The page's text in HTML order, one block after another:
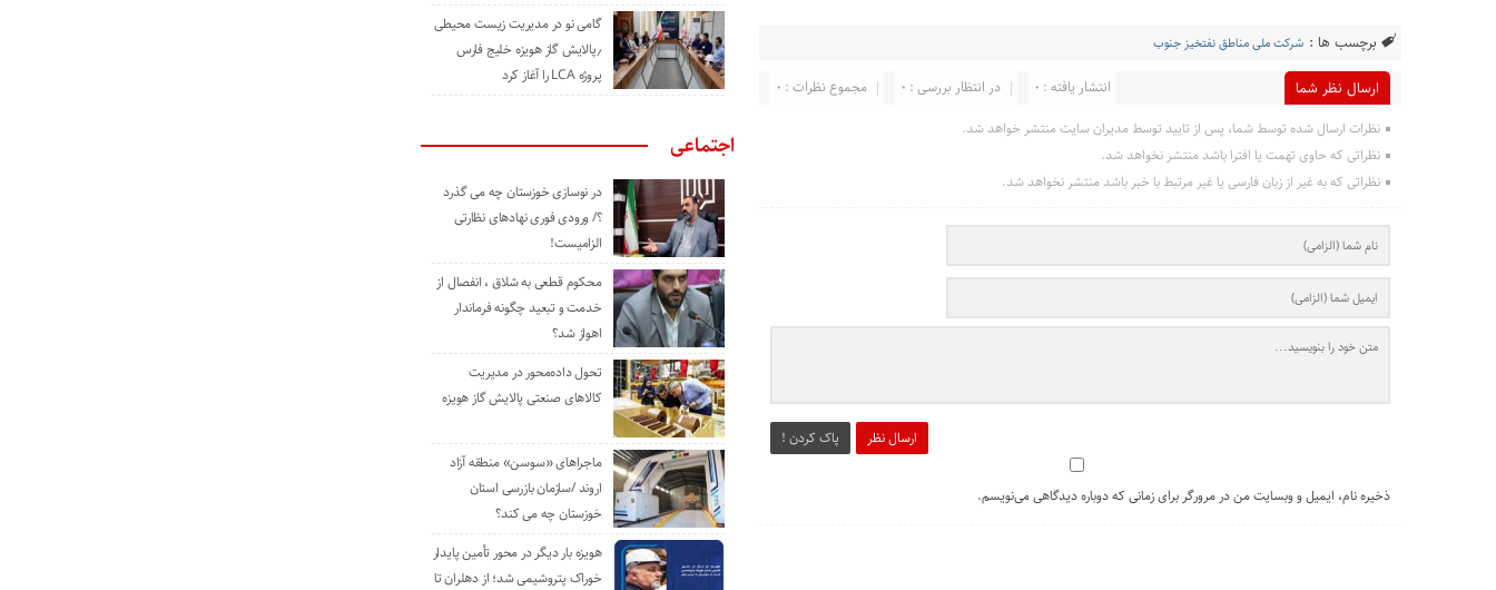
برچسب ها : شرکت ملی مناطق نفتخیز جنوب
ارسال نظر شما مجموع نظرات : 0 در انتظار بررسی : 0 انتشار یافته : 0
نظرات ارسال شده توسط شما، پس از تایید توسط مدیران سایت منتشر خواهد شد.
نظراتی که حاوی تهمت یا افترا باشد منتشر نخواهد شد.
نظراتی که به غیر از زبان فارسی یا غیر مرتبط با خبر باشد منتشر نخواهد شد.
ارسال نظر پاک کردن !
ذخیره نام، ایمیل و وبسایت من در مرورگر برای زمانی که دوباره دیدگاهی می‌نویسم.
گامی نو در مدیریت زیست ‌محیطی
٫پالایش گاز هویزه خلیج ‌فارس
پروژه LCA را آغاز کرد
اجتماعی
در نوسازی خوزستان چه می گذرد
؟/ ورودی فوری نهادهای نظارتی
الزامیست!
محکوم قطعی به شلاق ، انفصال از
خدمت و تبعید چگونه فرماندار
اهواز شد؟
تحول داده‌محور در مدیریت
کالاهای صنعتی پالایش گاز هویزه
ماجراهای «سوسن» منطقه آزاد
اروند /سازمان بازرسی استان
خوزستان چه می کند؟
هویزه بار دیگر در محور تأمین پایدار
خوراک پتروشیمی شد؛ از دهلران تا